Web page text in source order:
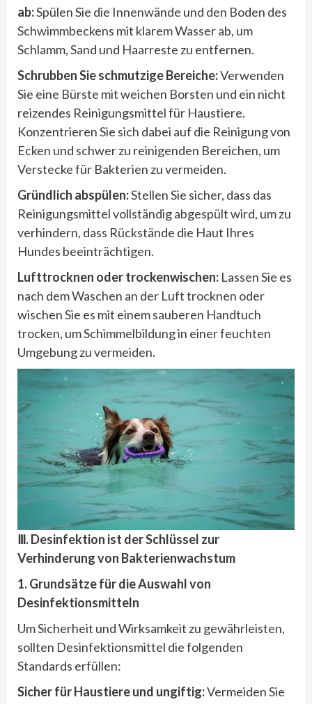
ab:Spülen Sie die Innenwände und den Boden des
Schwimmbeckens mit klarem Wasser ab, um
Schlamm, Sand und Haarreste zu entfernen.
Schrubben Sie schmutzige Bereiche:Verwenden
Sie eine Bürste mit weichen Borsten und ein nicht
reizendes Reinigungsmittel für Haustiere.
Konzentrieren Sie sich dabei auf die Reinigung von
Ecken und schwer zu reinigenden Bereichen, um
Verstecke für Bakterien zu vermeiden.
Gründlich abspülen:Stellen Sie sicher, dass das
Reinigungsmittel vollständig abgespült wird, um zu
verhindern, dass Rückstände die Haut Ihres
Hundes beeinträchtigen.
Lufttrocknen oder trockenwischen: Lassen Sie es
nach dem Waschen an der Luft trocknen oder
wischen Sie es mit einem sauberen Handtuch
trocken, um Schimmelbildung in einer feuchten
Umgebung zu vermeiden.
Ⅲ. Desinfektion ist der Schlüssel zur
Verhinderung von Bakterienwachstum
1. Grundsätze für die Auswahl von
Desinfektionsmitteln
Um Sicherheit und Wirksamkeit zu gewährleisten,
sollten Desinfektionsmittel die folgenden
Standards erfüllen:
Sicher für Haustiere und ungiftig:Vermeiden Sie